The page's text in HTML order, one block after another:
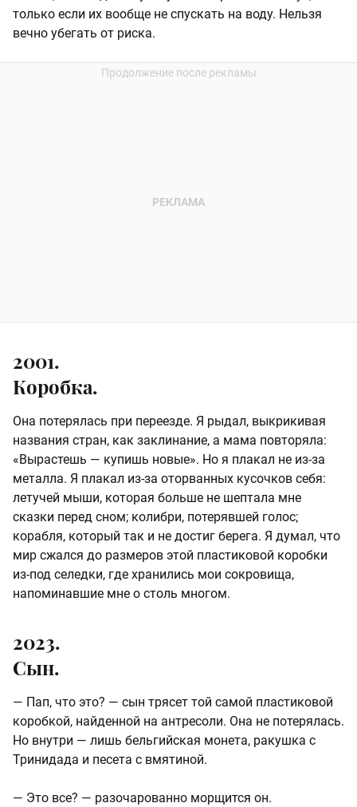
только если их вообще не спускать на воду. Нельзя
вечно убегать от риска.
2001.
Коробка.
Она потерялась при переезде. Я рыдал, выкрикивая
названия стран, как заклинание, а мама повторяла:
«Вырастешь — купишь новые». Но я плакал не из-за
металла. Я плакал из-за оторванных кусочков себя:
летучей мыши, которая больше не шептала мне
сказки перед сном; колибри, потерявшей голос;
корабля, который так и не достиг берега. Я думал, что
мир сжался до размеров этой пластиковой коробки
из-под селедки, где хранились мои сокровища,
напоминавшие мне о столь многом.
2023.
Сын.
— Пап, что это? — сын трясет той самой пластиковой
коробкой, найденной на антресоли. Она не потерялась.
Но внутри — лишь бельгийская монета, ракушка с
Тринидада и песета с вмятиной.
— Это все? — разочарованно морщится он.